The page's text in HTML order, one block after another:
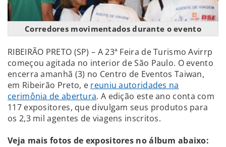
Corredores movimentados durante o evento
RIBEIRÃO PRETO (SP) – A 23ª Feira de Turismo Avirrp
começou agitada no interior de São Paulo. O evento
encerra amanhã (3) no Centro de Eventos Taiwan,
em Ribeirão Preto, e reuniu autoridades na
cerimônia de abertura. A edição este ano conta com
117 expositores, que divulgam seus produtos para
os 2,3 mil agentes de viagens inscritos.
Veja mais fotos de expositores no álbum abaixo: